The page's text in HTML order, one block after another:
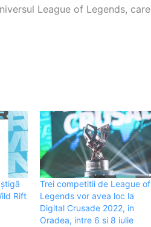
League of Legends, care
Rift
Trei competitii de League of
Legends vor avea loc la
Digital Crusade 2022, in
Oradea, intre 6 si 8 iulie